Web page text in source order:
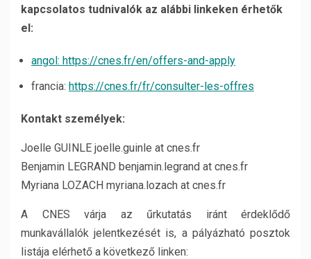
kapcsolatos tudnivalók az alábbi linkeken érhetők
el:
angol: https://cnes.fr/en/offers-and-apply
francia: https://cnes.fr/fr/consulter-les-offres
Kontakt személyek:
Joelle GUINLE joelle.guinle at cnes.fr
Benjamin LEGRAND benjamin.legrand at cnes.fr
Myriana LOZACH myriana.lozach at cnes.fr
A CNES várja az űrkutatás iránt érdeklődő
munkavállalók jelentkezését is, a pályázható posztok
listája elérhető a következő linken: